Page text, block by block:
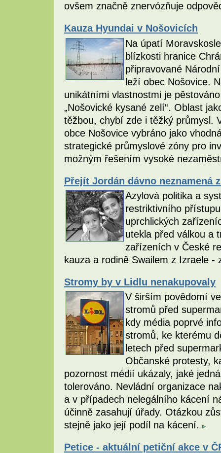
ovšem značně znervózňuje
Kauza Hyundai v Nošovicích
Na úpatí
blízkosti hranice
připravované
leží obec Nošovice.
unikátními vlastnostmi je
„Nošovické kysané zelí“. Oblast
těžbou, chybí zde i těžký průmysl.
obce Nošovice vybráno jako
strategické průmyslové zóny pro
možným řešením vysoké
Přejít Jordán dávno neznamená
Azylová politika a
restriktivního
uprchlických
utekla před válkou a
zařízeních v České
kauza a rodině Swailem z Izraele
Stromy by v Lidlu nenakupovaly
V širším povědomí
stromů před
kdy média poprvé
stromů, ke kterému
letech před
Občanské protesty,
pozornost médií ukázaly, jaké
tolerováno. Nevládní organizace
a v případech nelegálního kácení
účinně zasahují úřady. Otázkou
stejně jako její podíl na kácení.
Petice - aktuální petiční akce v